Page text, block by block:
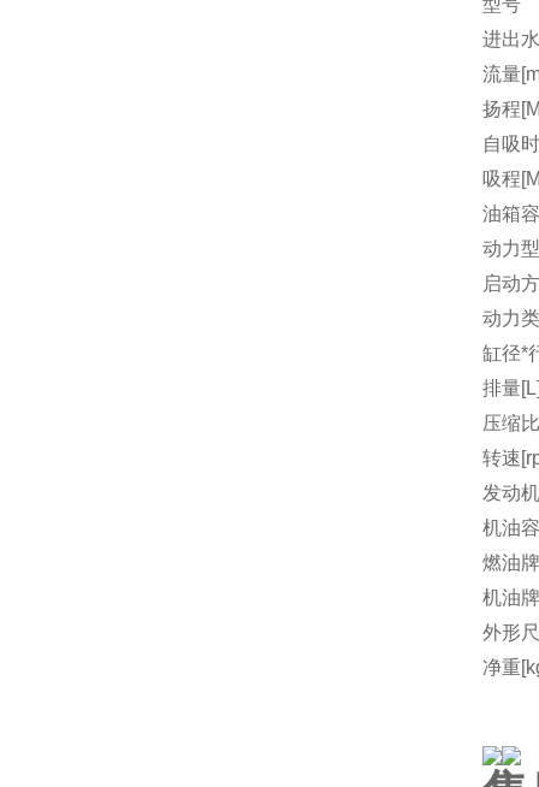
型号
进出
流量
扬程
自吸
吸程
油箱
动力
启动
动力
缸径*
排量
压缩比
转速
发动
机油
燃油
机油
外形
净重